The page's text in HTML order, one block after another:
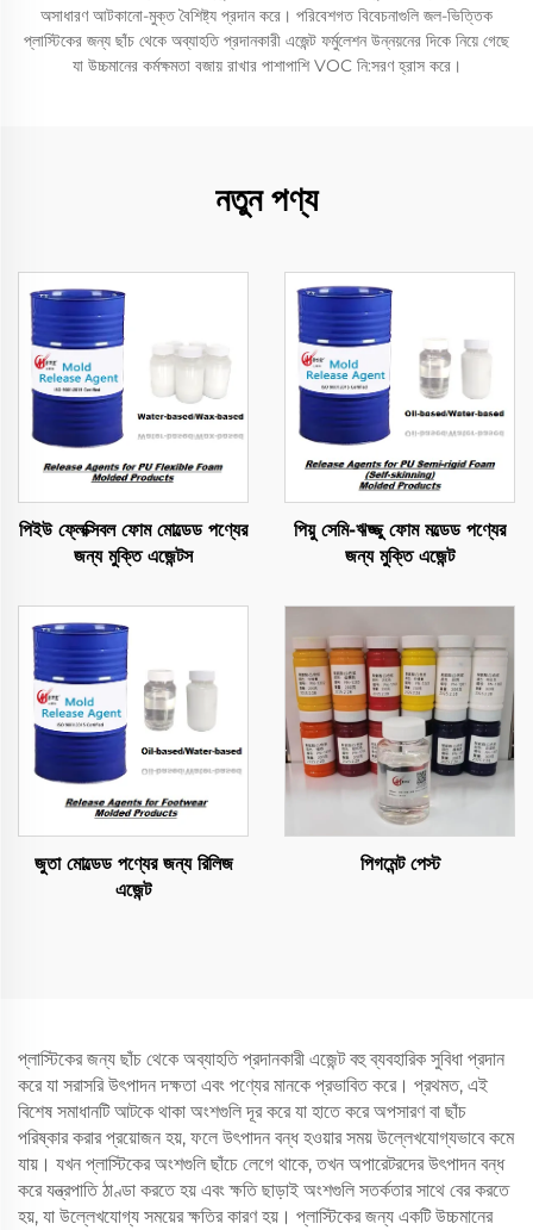
অসাধারণ আটকানো-মুক্ত বৈশিষ্ট্য প্রদান করে। পরিবেশগত বিবেচনাগুলি জল-ভিত্তিক
প্লাস্টিকের জন্য ছাঁচ থেকে অব্যাহতি প্রদানকারী এজেন্ট ফর্মুলেশন উন্নয়নের দিকে নিয়ে গেছে
যা উচ্চমানের কর্মক্ষমতা বজায় রাখার পাশাপাশি VOC নি:সরণ হ্রাস করে।
নতুন পণ্য
পিইউ ফ্লেক্সিবল ফোম মোল্ডেড পণ্যের
জন্য মুক্তি এজেন্টস
পিয়ু সেমি-ঋজ্জু ফোম মল্ডেড পণ্যের
জন্য মুক্তি এজেন্ট
জুতা মোল্ডেড পণ্যের জন্য রিলিজ
এজেন্ট
পিগমেন্ট পেস্ট
প্লাস্টিকের জন্য ছাঁচ থেকে অব্যাহতি প্রদানকারী এজেন্ট বহু ব্যবহারিক সুবিধা প্রদান
করে যা সরাসরি উৎপাদন দক্ষতা এবং পণ্যের মানকে প্রভাবিত করে। প্রথমত, এই
বিশেষ সমাধানটি আটকে থাকা অংশগুলি দূর করে যা হাতে করে অপসারণ বা ছাঁচ
পরিষ্কার করার প্রয়োজন হয়, ফলে উৎপাদন বন্ধ হওয়ার সময় উল্লেখযোগ্যভাবে কমে
যায়। যখন প্লাস্টিকের অংশগুলি ছাঁচে লেগে থাকে, তখন অপারেটরদের উৎপাদন বন্ধ
করে যন্ত্রপাতি ঠাণ্ডা করতে হয় এবং ক্ষতি ছাড়াই অংশগুলি সতর্কতার সাথে বের করতে
হয়, যা উল্লেখযোগ্য সময়ের ক্ষতির কারণ হয়। প্লাস্টিকের জন্য একটি উচ্চমানের